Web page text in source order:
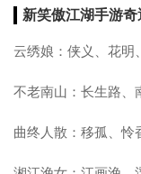
新笑傲江湖手游
云绣娘：侠义、花明
不老南山：长生路、
曲终人散：移孤、怜